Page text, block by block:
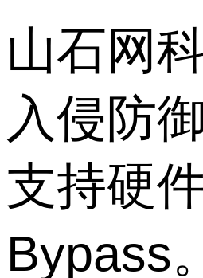
山石网
入侵防
支持硬
Bypass